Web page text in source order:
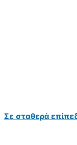
Σε σταθερά